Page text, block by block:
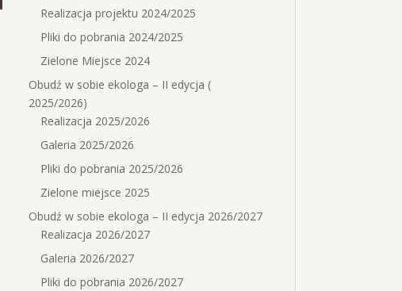
Realizacja projektu 2024/2025
Pliki do pobrania 2024/2025
Zielone Miejsce 2024
Obudź w sobie ekologa – II edycja (
2025/2026)
Realizacja 2025/2026
Galeria 2025/2026
Pliki do pobrania 2025/2026
Zielone miejsce 2025
Obudź w sobie ekologa – II edycja 2026/2027
Realizacja 2026/2027
Galeria 2026/2027
Pliki do pobrania 2026/2027